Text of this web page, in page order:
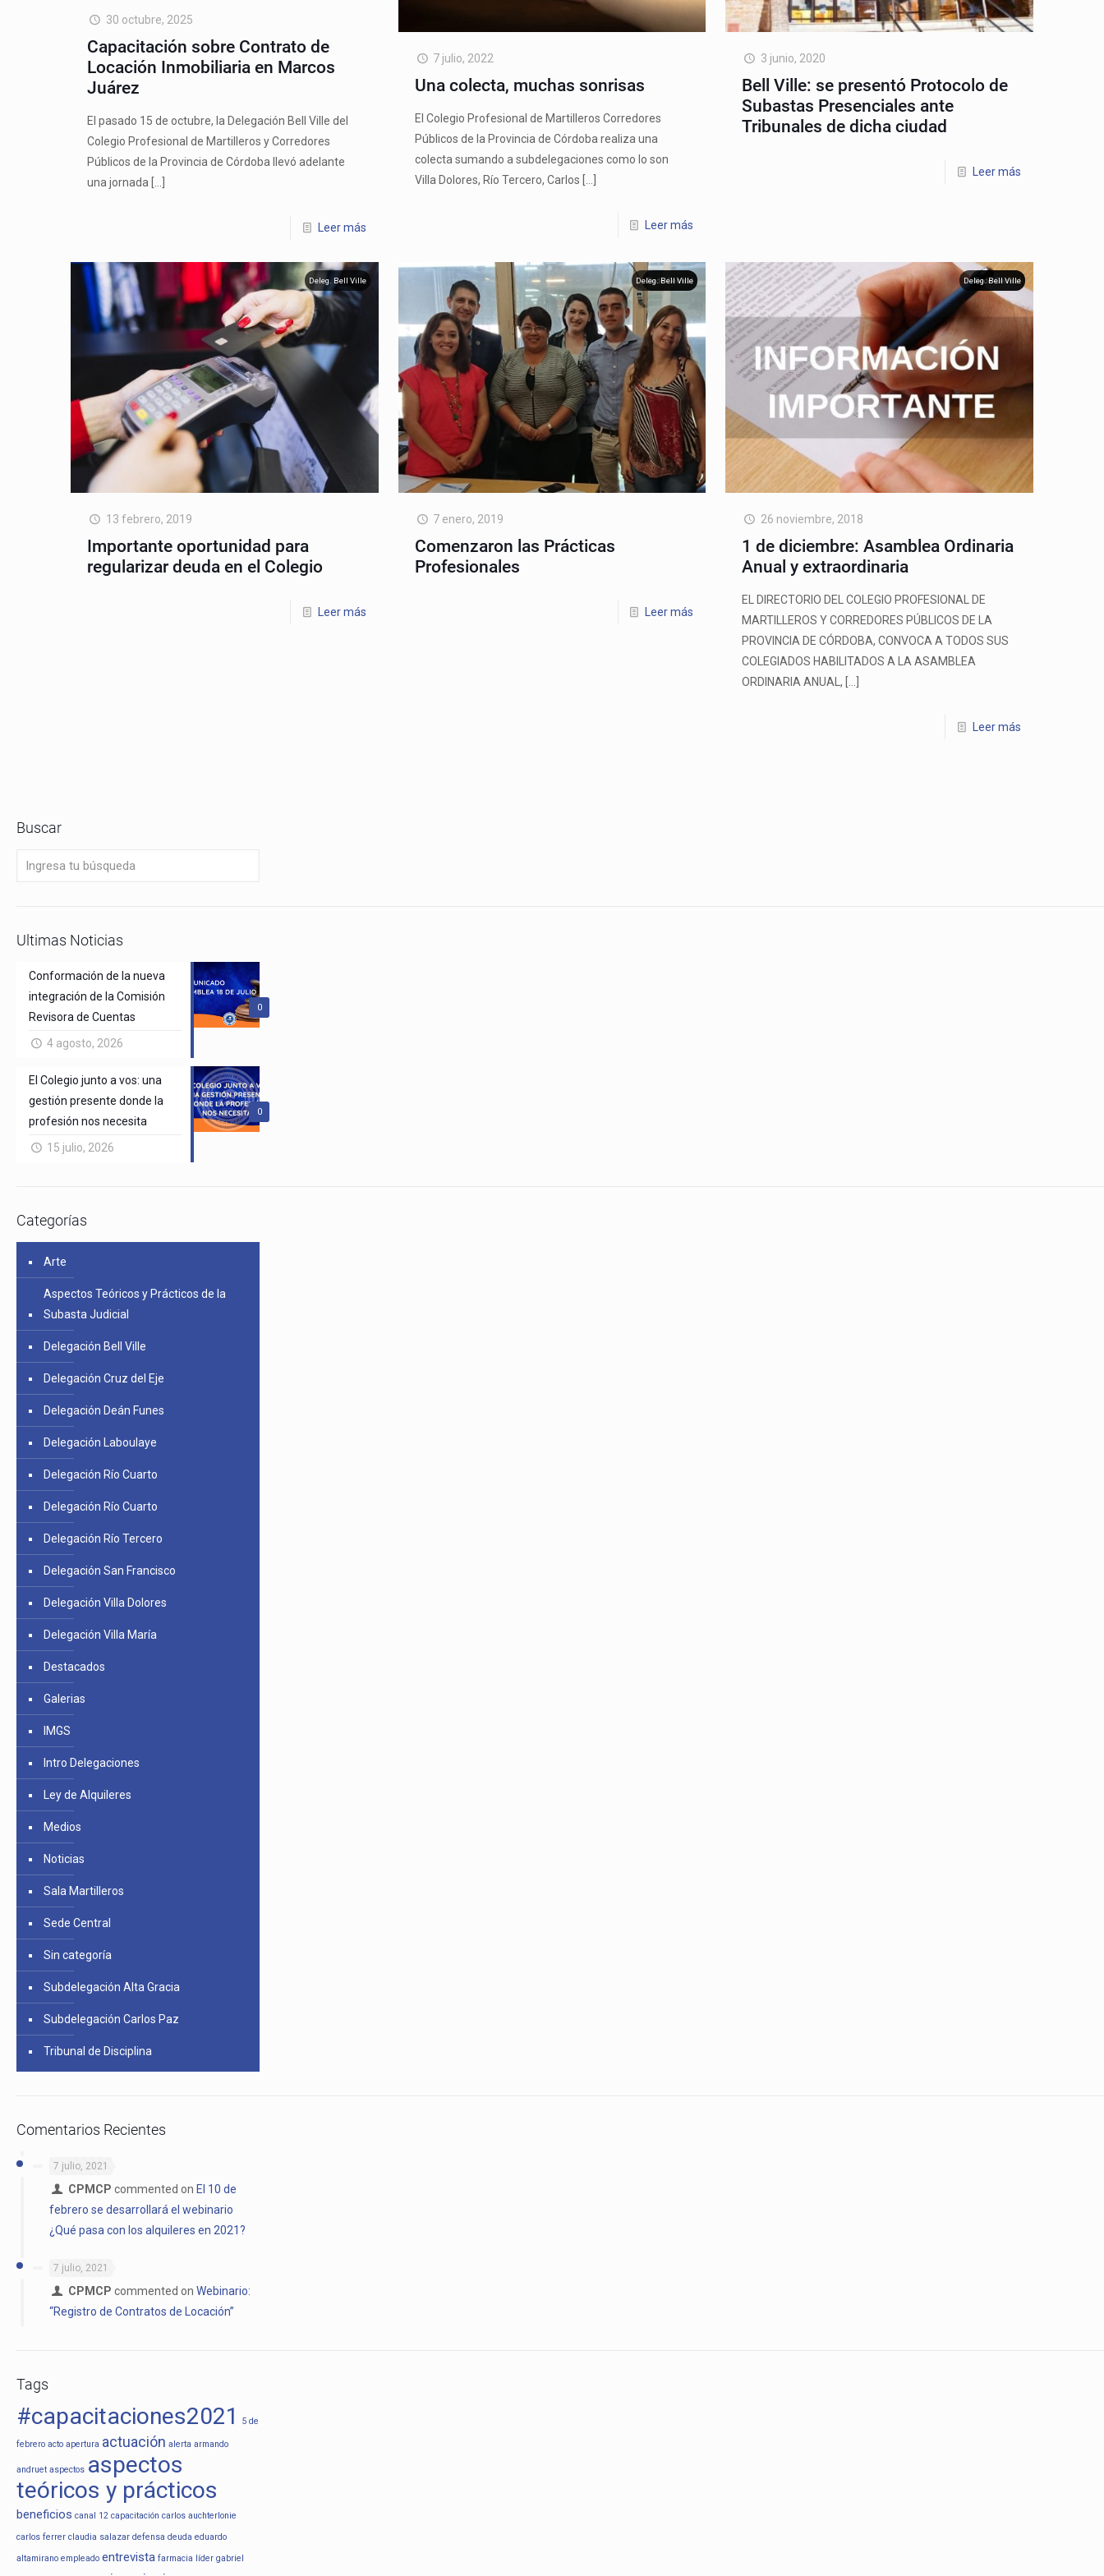
30 octubre, 2025
Capacitación sobre Contrato de
Locación Inmobiliaria en Marcos
Juárez
El pasado 15 de octubre, la Delegación Bell Ville del
Colegio Profesional de Martilleros y Corredores
Públicos de la Provincia de Córdoba llevó adelante
una jornada
Leer más
7 julio, 2022
Una colecta, muchas sonrisas
El Colegio Profesional de Martilleros Corredores
Públicos de la Provincia de Córdoba realiza una
colecta sumando a subdelegaciones como lo son
Villa Dolores, Río Tercero, Carlos
Leer más
3 junio, 2020
Bell Ville: se presentó Protocolo de
Subastas Presenciales ante
Tribunales de dicha ciudad
Leer más
13 febrero, 2019
Importante oportunidad para
regularizar deuda en el Colegio
Leer más
Deleg. Bell Ville
7 enero, 2019
Comenzaron las Prácticas
Profesionales
Leer más
Sede Central
Deleg. Bell Ville
26 noviembre, 2018
1 de diciembre: Asamblea Ordinaria
Anual y extraordinaria
EL DIRECTORIO DEL COLEGIO PROFESIONAL DE
MARTILLEROS Y CORREDORES PÚBLICOS DE LA
PROVINCIA DE CÓRDOBA, CONVOCA A TODOS SUS
COLEGIADOS HABILITADOS A LA ASAMBLEA
ORDINARIA ANUAL, […]
Leer más
Sede Central
Deleg. Bell Ville
Buscar
Ultimas Noticias
0
Conformación de la nueva
integración de la Comisión
Revisora de Cuentas
4 agosto, 2026
0
El Colegio junto a vos: una
gestión presente donde la
profesión nos necesita
15 julio, 2026
Categorías
Arte
Aspectos Teóricos y Prácticos de la
Subasta Judicial
Delegación Bell Ville
Delegación Cruz del Eje
Delegación Deán Funes
Delegación Laboulaye
Delegación Río Cuarto
Delegación Río Cuarto
Delegación Río Tercero
Delegación San Francisco
Delegación Villa Dolores
Delegación Villa María
Destacados
Galerias
IMGS
Intro Delegaciones
Ley de Alquileres
Medios
Noticias
Sala Martilleros
Sede Central
Sin categoría
Subdelegación Alta Gracia
Subdelegación Carlos Paz
Tribunal de Disciplina
Comentarios Recientes
7 julio, 2021
CPMCP commented on El 10 de
febrero se desarrollará el webinario
¿Qué pasa con los alquileres en 2021?
7 julio, 2021
CPMCP commented on Webinario:
“Registro de Contratos de Locación”
Tags
#capacitaciones2021 5 de
febrero acto apertura actuación alerta armando
andruet aspectos aspectos
teóricos y prácticos
beneficios canal 12 capacitación carlos auchterlonie
carlos ferrer claudia salazar defensa deuda eduardo
altamirano empleado entrevista farmacia líder gabriel